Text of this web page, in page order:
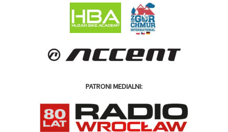
PATRONI MEDIALNI: